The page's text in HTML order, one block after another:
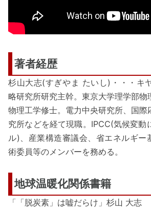
著者経歴
杉山大志(すぎやま たいし)・・・キ
略研究所研究主幹。東京大学理学部物
物理工学修士。電力中央研究所、国際
究所などを経て現職。IPCC(気候変動
ル)、産業構造審議会、省エネルギー
術委員等のメンバーを務める。
地球温暖化関係書籍
「「脱炭素」は嘘だらけ」杉山 大志